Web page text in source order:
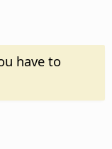
have to